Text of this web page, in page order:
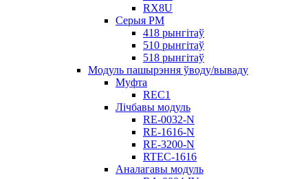
RX8U
Серыя РМ
418 рынгітаў
510 рынгітаў
518 рынгітаў
Модуль пашырэння ўводу/вываду
Муфта
REC1
Лічбавы модуль
RE-0032-N
RE-1616-N
RE-3200-N
RTEC-1616
Аналагавы модуль